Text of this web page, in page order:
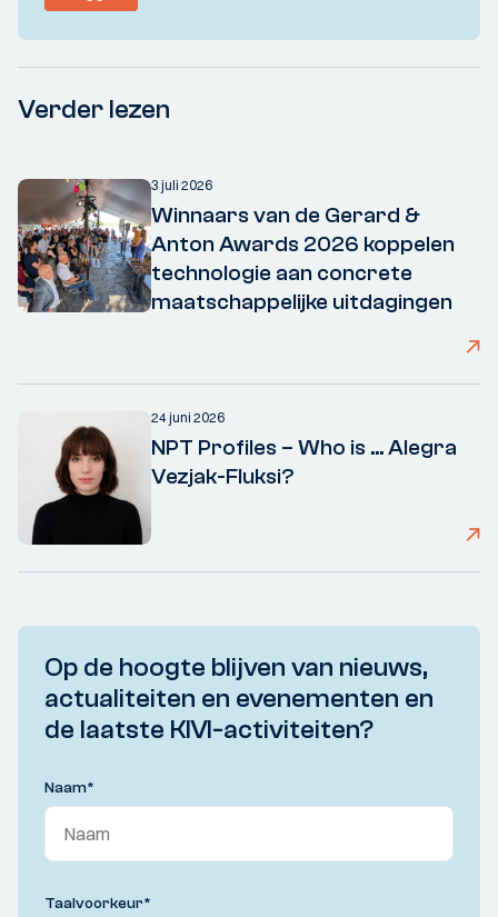
Verder lezen
3 juli 2026
Winnaars van de Gerard &
Anton Awards 2026 koppelen
technologie aan concrete
maatschappelijke uitdagingen
24 juni 2026
NPT Profiles – Who is ... Alegra
Vezjak-Fluksi?
Op de hoogte blijven van nieuws,
actualiteiten en evenementen en
de laatste KIVI-activiteiten?
Naam*
Taalvoorkeur*